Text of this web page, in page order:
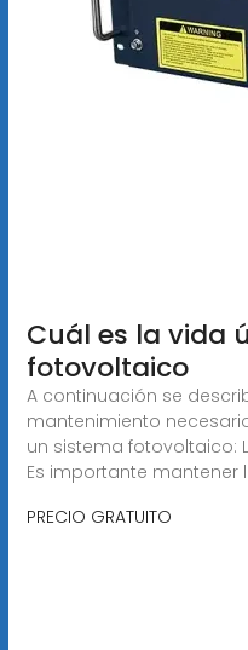
Cuál es la vida
fotovoltaico
A continuación se
mantenimiento
un sistema fotovoltaico:
Es importante mantener
PRECIO GRATUITO